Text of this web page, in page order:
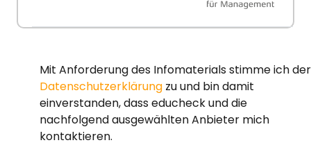
Mit Anforderung des Infomaterials stimme ich der
Datenschutzerklärung zu und bin damit
einverstanden, dass educheck und die
nachfolgend ausgewählten Anbieter mich
kontaktieren.